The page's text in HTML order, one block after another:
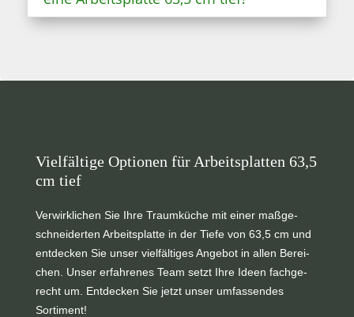
Vielfältige Optionen für Arbeitsplatten 63,5
cm tief
Ver­wirk­li­chen Sie Ihre Traum­kü­che mit einer maß­ge­
schnei­der­ten Arbeits­plat­te in der Tie­fe von 63,5 cm und
ent­de­cken Sie unser viel­fäl­ti­ges Ange­bot in allen Berei­
chen. Unser erfah­re­nes Team setzt Ihre Ideen fach­ge­
recht um. Ent­de­cken Sie jetzt unser umfas­sen­des
Sortiment!